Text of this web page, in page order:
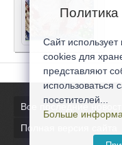
Все последние новости
Полная версия сайта
Сайт
cookies для
представляют
использоваться
посетителей...
Больше